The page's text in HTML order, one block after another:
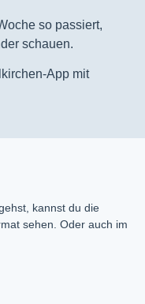
so passiert,
schauen.
App mit
kannst du die
sehen. Oder auch im